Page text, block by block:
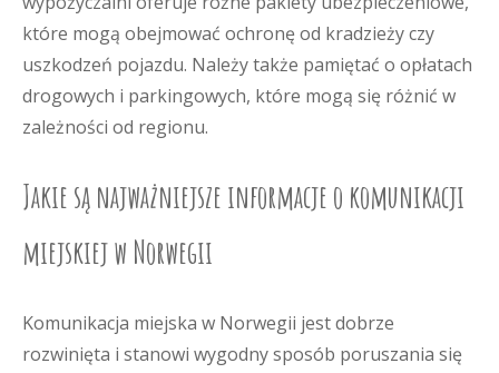
które mogą obejmować ochronę od kradzieży czy
uszkodzeń pojazdu. Należy także pamiętać o opłatach
drogowych i parkingowych, które mogą się różnić w
zależności od regionu.
Jakie są najważniejsze informacje o komunikacji
miejskiej w Norwegii
Komunikacja miejska w Norwegii jest dobrze
rozwinięta i stanowi wygodny sposób poruszania się